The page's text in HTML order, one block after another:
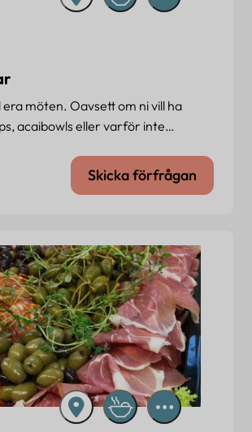
möten. Oavsett om ni vill ha
acaibowls eller varför inte…
Skicka förfrågan